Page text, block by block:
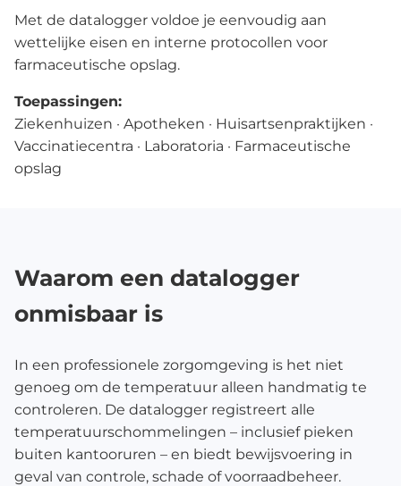
Met de datalogger voldoe je eenvoudig aan
wettelijke eisen en interne protocollen voor
farmaceutische opslag.
Toepassingen:
Ziekenhuizen · Apotheken · Huisartsenpraktijken ·
Vaccinatiecentra · Laboratoria · Farmaceutische
opslag
Waarom een datalogger
onmisbaar is
In een professionele zorgomgeving is het niet
genoeg om de temperatuur alleen handmatig te
controleren. De datalogger registreert alle
temperatuurschommelingen – inclusief pieken
buiten kantooruren – en biedt bewijsvoering in
geval van controle, schade of voorraadbeheer.